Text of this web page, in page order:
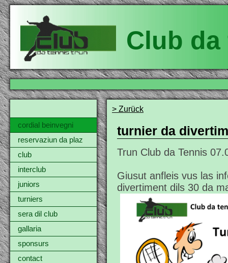
Club
cordial beinvegni
reservaziun da plaz
club
interclub
juniors
turniers
sera dil club
gallaria
sponsurs
contact
> Zurück
turnier da
Trun Club da Tennis
Giusut anfleis vus las
divertiment dils 30 da